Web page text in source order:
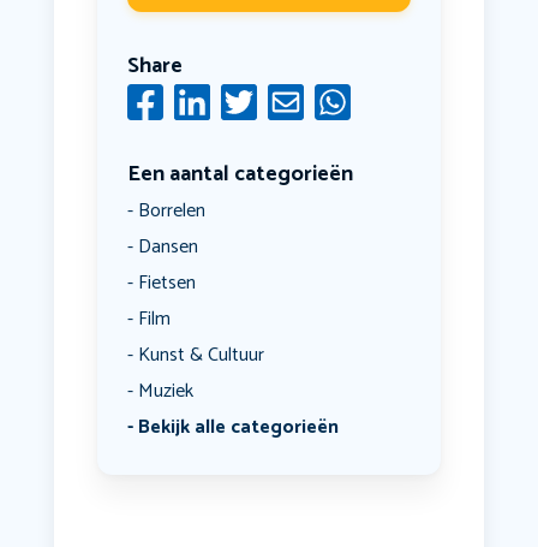
Share
Een aantal categorieën
Borrelen
Dansen
Fietsen
Film
Kunst & Cultuur
Muziek
Bekijk alle categorieën